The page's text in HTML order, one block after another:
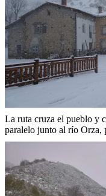
La ruta cruza el pueblo y
paralelo junto al río Orza,